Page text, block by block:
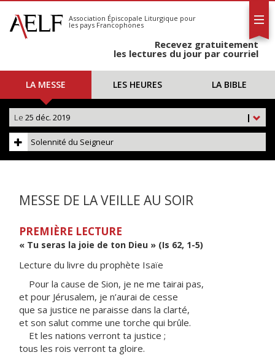
S'abonner
Calendrier
Association Épiscopale Liturgique pour
les pays Francophones
Recevez gratuitement
les lectures du jour par courriel
LA MESSE LES HEURES LA BIBLE
|
Le 25 déc. 2019
Solennité du Seigneur
MESSE DE LA VEILLE AU SOIR
PREMIÈRE LECTURE
« Tu seras la joie de ton Dieu » (Is 62, 1-5)
Lecture du livre du prophète Isaïe
Pour la cause de Sion, je ne me tairai pas,
et pour Jérusalem, je n’aurai de cesse
que sa justice ne paraisse dans la clarté,
et son salut comme une torche qui brûle.
Et les nations verront ta justice ;
tous les rois verront ta gloire.